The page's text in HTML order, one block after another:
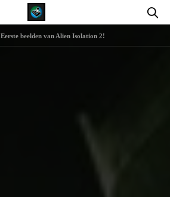
Eerste beelden van Alien Isolation 2!